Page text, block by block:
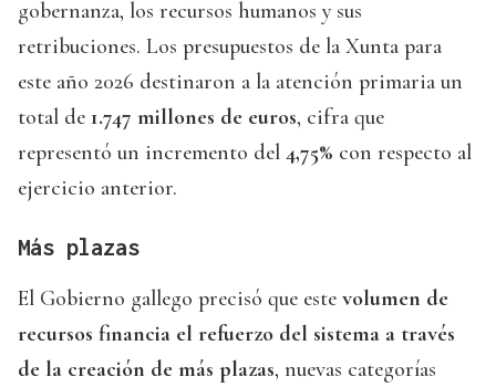
gobernanza, los recursos humanos y sus
retribuciones. Los presupuestos de la Xunta para
este año 2026 destinaron a la atención primaria un
total de 1.747 millones de euros, cifra que
representó un incremento del 4,75% con respecto al
ejercicio anterior.
Más plazas
El Gobierno gallego precisó que este volumen de
recursos financia el refuerzo del sistema a través
de la creación de más plazas, nuevas categorías